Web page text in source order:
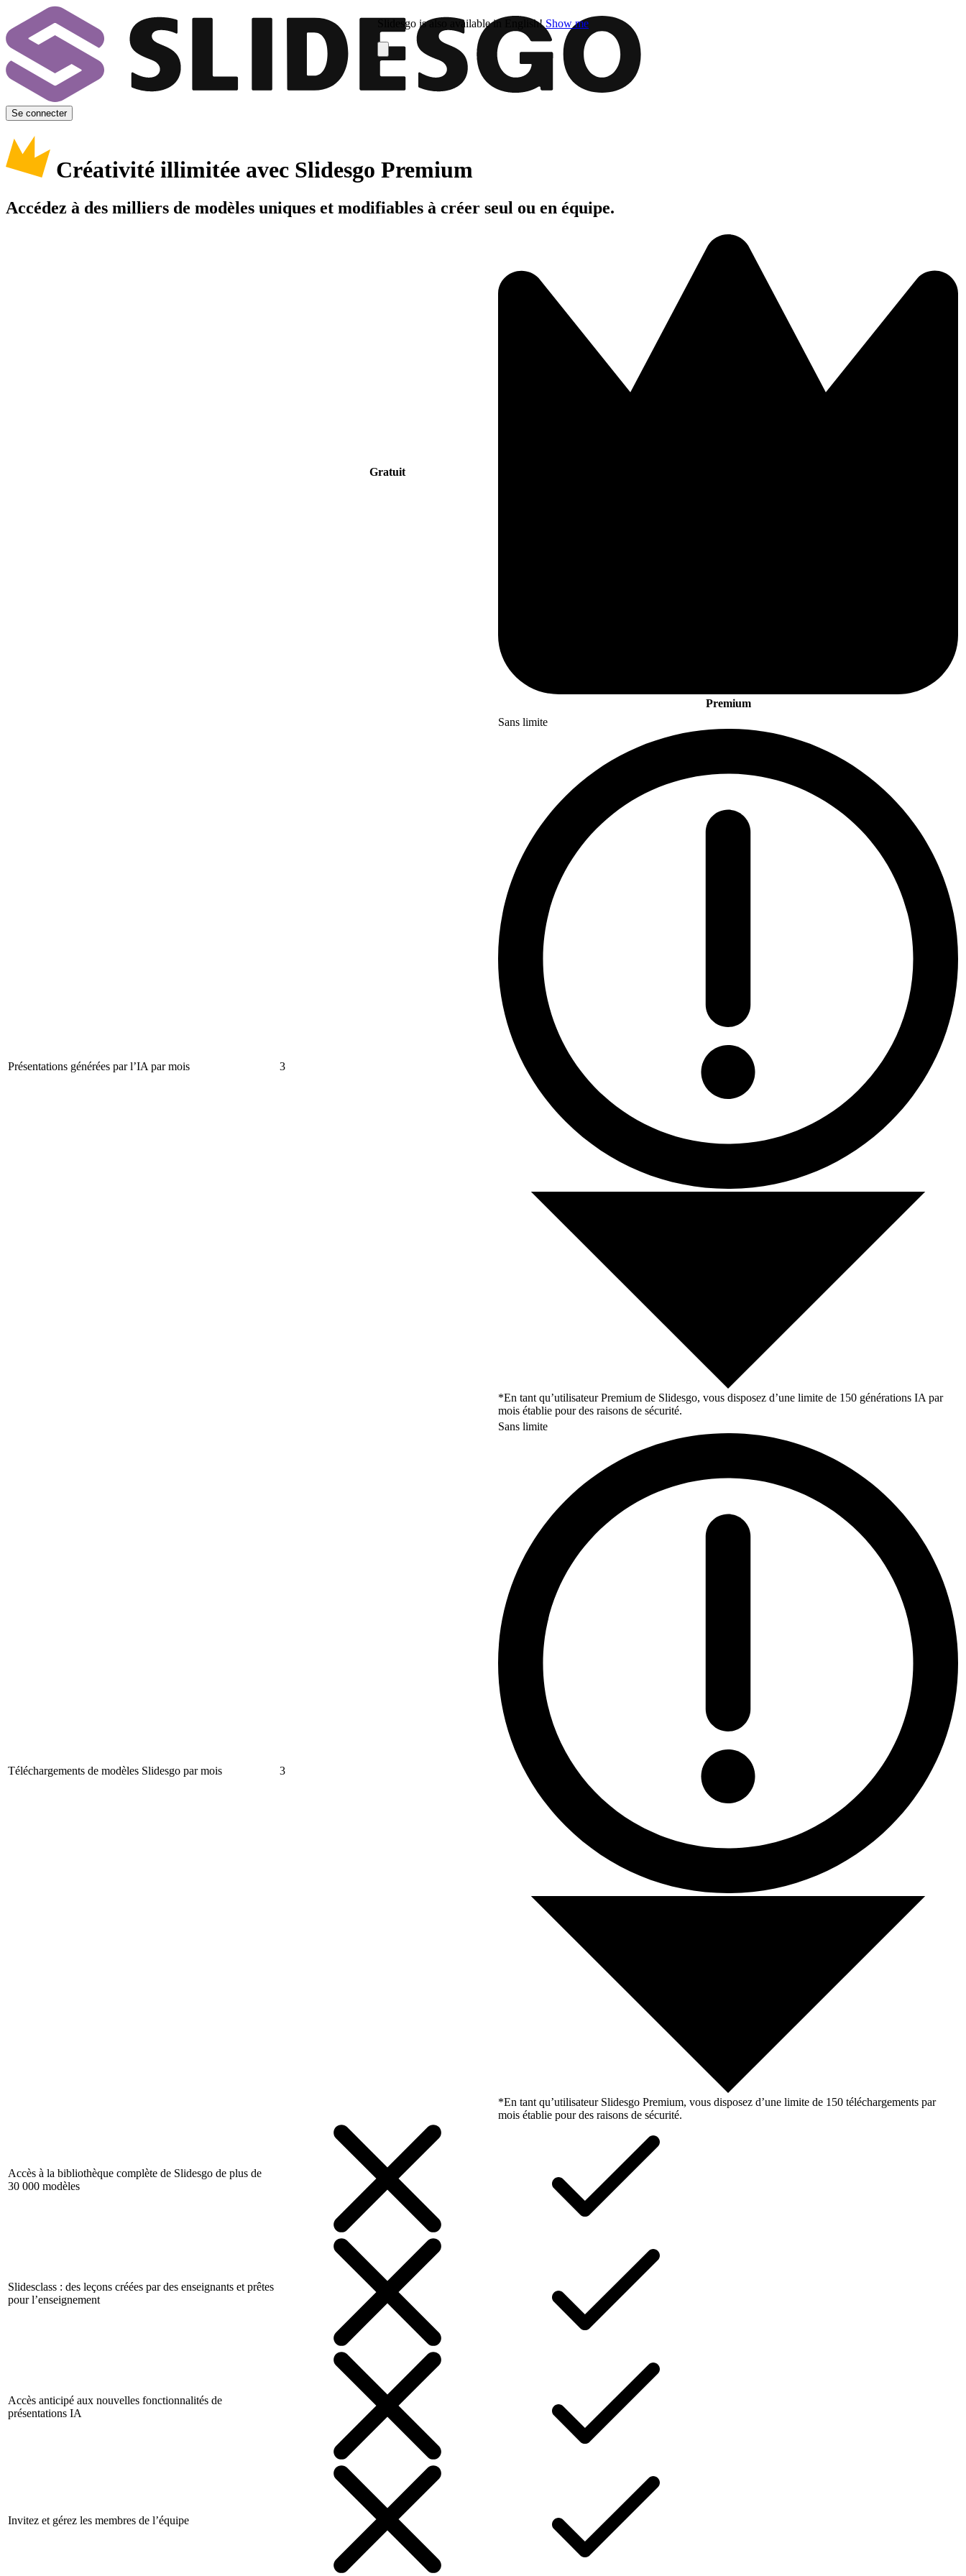
Slidesgo is also available in English! Show me
Se connecter
Créativité illimitée avec Slidesgo Premium
Accédez à des milliers de modèles uniques et modifiables à créer seul ou en équipe.
Gratuit
Premium
Présentations générées par l’IA par mois 3
Sans limite
*En tant qu’utilisateur Premium de Slidesgo, vous disposez d’une limite de 150 générations IA par
mois établie pour des raisons de sécurité.
Téléchargements de modèles Slidesgo par mois 3
Sans limite
*En tant qu’utilisateur Slidesgo Premium, vous disposez d’une limite de 150 téléchargements par
mois établie pour des raisons de sécurité.
Accès à la bibliothèque complète de Slidesgo de plus de
30 000 modèles
Slidesclass : des leçons créées par des enseignants et prêtes
pour l’enseignement
Accès anticipé aux nouvelles fonctionnalités de
présentations IA
Invitez et gérez les membres de l’équipe